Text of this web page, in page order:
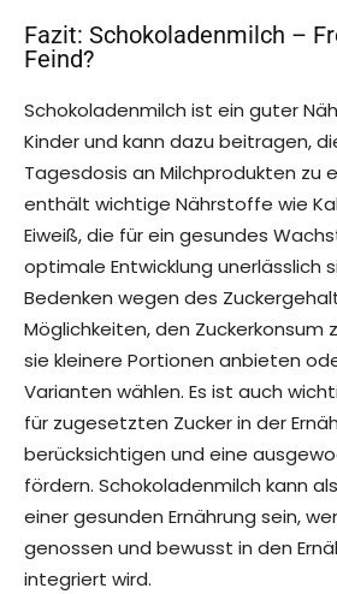
Fazit: Schokoladenmilch –
Feind?
Schokoladenmilch ist ein guter
Kinder und kann dazu beitragen,
Tagesdosis an Milchprodukten zu
enthält wichtige Nährstoffe wie
Eiweiß, die für ein gesundes
optimale Entwicklung unerlässlich
Bedenken wegen des
Möglichkeiten, den Zuckerkonsum
sie kleinere Portionen anbieten
Varianten wählen. Es ist auch
für zugesetzten Zucker in der
berücksichtigen und eine
fördern. Schokoladenmilch kann
einer gesunden Ernährung sein,
genossen und bewusst in den
integriert wird.